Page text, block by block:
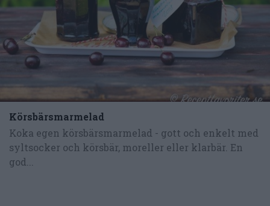
Körsbärsmarmelad
Koka egen körsbärsmarmelad - gott och enkelt med
syltsocker och körsbär, moreller eller klarbär. En
god...